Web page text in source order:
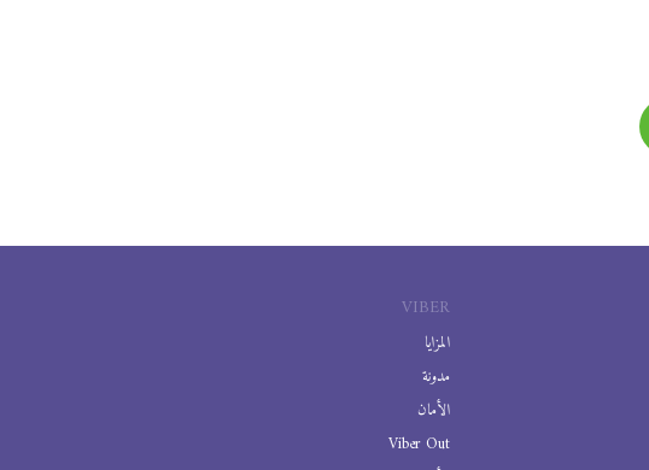
VIBER
المزايا
مدونة
الأمان
Viber Out